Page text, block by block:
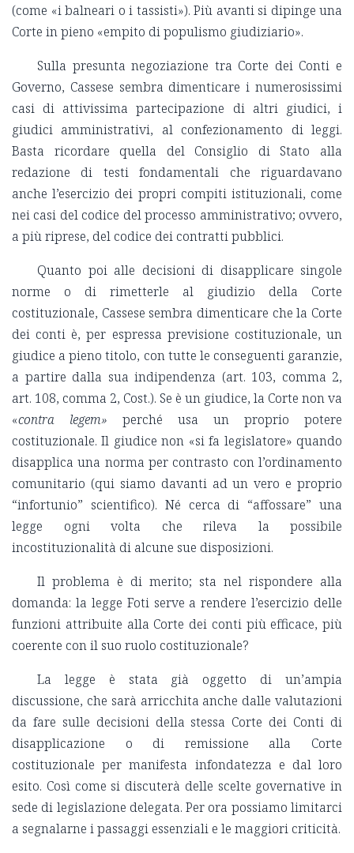
(come «i balneari o i tassisti»). Più avanti si dipinge una
Corte in pieno «empito di populismo giudiziario».
Sulla presunta negoziazione tra Corte dei Conti e
Governo, Cassese sembra dimenticare i numerosissimi
casi di attivissima partecipazione di altri giudici, i
giudici amministrativi, al confezionamento di leggi.
Basta ricordare quella del Consiglio di Stato alla
redazione di testi fondamentali che riguardavano
anche l’esercizio dei propri compiti istituzionali, come
nei casi del codice del processo amministrativo; ovvero,
a più riprese, del codice dei contratti pubblici.
Quanto poi alle decisioni di disapplicare singole
norme o di rimetterle al giudizio della Corte
costituzionale, Cassese sembra dimenticare che la Corte
dei conti è, per espressa previsione costituzionale, un
giudice a pieno titolo, con tutte le conseguenti garanzie,
a partire dalla sua indipendenza (art. 103, comma 2,
art. 108, comma 2, Cost.). Se è un giudice, la Corte non va
«contra legem» perché usa un proprio potere
costituzionale. Il giudice non «si fa legislatore» quando
disapplica una norma per contrasto con l’ordinamento
comunitario (qui siamo davanti ad un vero e proprio
“infortunio” scientifico). Né cerca di “affossare” una
legge ogni volta che rileva la possibile
incostituzionalità di alcune sue disposizioni.
Il problema è di merito; sta nel rispondere alla
domanda: la legge Foti serve a rendere l’esercizio delle
funzioni attribuite alla Corte dei conti più efficace, più
coerente con il suo ruolo costituzionale?
La legge è stata già oggetto di un’ampia
discussione, che sarà arricchita anche dalle valutazioni
da fare sulle decisioni della stessa Corte dei Conti di
disapplicazione o di remissione alla Corte
costituzionale per manifesta infondatezza e dal loro
esito. Così come si discuterà delle scelte governative in
sede di legislazione delegata. Per ora possiamo limitarci
a segnalarne i passaggi essenziali e le maggiori criticità.